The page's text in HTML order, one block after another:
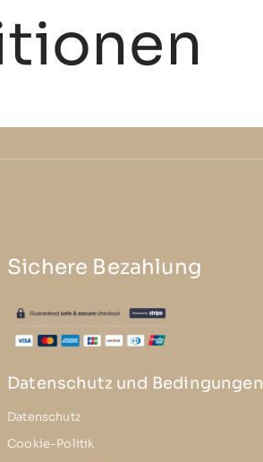
Sichere Bezahlung
Datenschutz und Bedingungen
Datenschutz
Cookie-Politik